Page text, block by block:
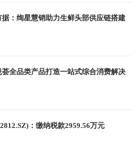
：绚星慧销助力生鲜头部供应链搭建
全品类产品打造一站式综合消费解决
：缴纳税款2959.56万元